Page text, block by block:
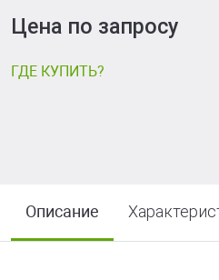
Цена по запросу
ГДЕ КУПИТЬ?
Описание